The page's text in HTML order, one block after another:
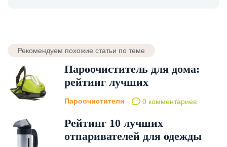
Рекомендуем похожие статьи по теме
Пароочиститель для дома:
рейтинг лучших
Пароочистители 0 комментариев
Рейтинг 10 лучших
отпаривателей для одежды